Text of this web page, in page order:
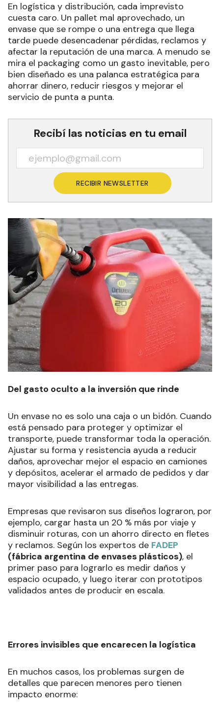
En logística y distribución, cada imprevisto
cuesta caro. Un pallet mal aprovechado, un
envase que se rompe o una entrega que llega
tarde puede desencadenar pérdidas, reclamos y
afectar la reputación de una marca. A menudo se
mira el packaging como un gasto inevitable, pero
bien diseñado es una palanca estratégica para
ahorrar dinero, reducir riesgos y mejorar el
servicio de punta a punta.
Recibí las noticias en tu email
RECIBIR NEWSLETTER
Del gasto oculto a la inversión que rinde
Un envase no es solo una caja o un bidón. Cuando
está pensado para proteger y optimizar el
transporte, puede transformar toda la operación.
Ajustar su forma y resistencia ayuda a reducir
daños, aprovechar mejor el espacio en camiones
y depósitos, acelerar el armado de pedidos y dar
mayor visibilidad a las entregas.
Empresas que revisaron sus diseños lograron, por
ejemplo, cargar hasta un 20 % más por viaje y
disminuir roturas, con un ahorro directo en fletes
y reclamos. Según los expertos de FADEP
(fábrica argentina de envases plásticos), el
primer paso para lograrlo es medir daños y
espacio ocupado, y luego iterar con prototipos
validados antes de producir en escala.
Errores invisibles que encarecen la logística
En muchos casos, los problemas surgen de
detalles que parecen menores pero tienen
impacto enorme: